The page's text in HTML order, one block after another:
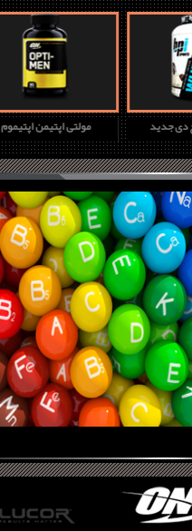
مولتی اپتیمن اپتیموم دی جدید